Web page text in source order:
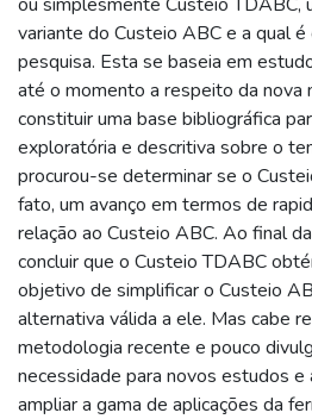
variante do Custeio ABC e a qual
pesquisa. Esta se baseia em
até o momento a respeito da nova
constituir uma base bibliográfica
exploratória e descritiva sobre o
procurou-se determinar se o
fato, um avanço em termos de
relação ao Custeio ABC. Ao final
concluir que o Custeio TDABC
objetivo de simplificar o Custeio
alternativa válida a ele. Mas cabe
metodologia recente e pouco
necessidade para novos estudos e
ampliar a gama de aplicações da